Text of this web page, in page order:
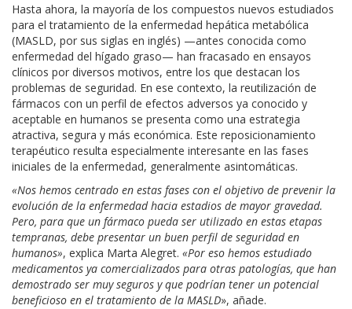
Hasta ahora, la mayoría de los compuestos nuevos estudiados
para el tratamiento de la enfermedad hepática metabólica
(MASLD, por sus siglas en inglés) —antes conocida como
enfermedad del hígado graso— han fracasado en ensayos
clínicos por diversos motivos, entre los que destacan los
problemas de seguridad. En ese contexto, la reutilización de
fármacos con un perfil de efectos adversos ya conocido y
aceptable en humanos se presenta como una estrategia
atractiva, segura y más económica. Este reposicionamiento
terapéutico resulta especialmente interesante en las fases
iniciales de la enfermedad, generalmente asintomáticas.
«Nos hemos centrado en estas fases con el objetivo de prevenir la
evolución de la enfermedad hacia estadios de mayor gravedad.
Pero, para que un fármaco pueda ser utilizado en estas etapas
tempranas, debe presentar un buen perfil de seguridad en
humanos», explica Marta Alegret. «Por eso hemos estudiado
medicamentos ya comercializados para otras patologías, que han
demostrado ser muy seguros y que podrían tener un potencial
beneficioso en el tratamiento de la MASLD», añade.